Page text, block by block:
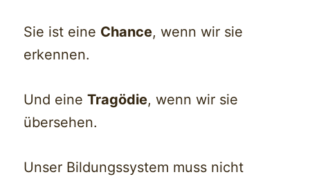
Sie ist eine Chance, wenn wir sie
erkennen.
Und eineTragödie, wenn wir sie
übersehen.
Unser Bildungssystem muss nicht